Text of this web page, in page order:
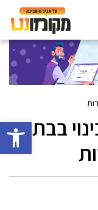
פתח
בינוי בבת ים